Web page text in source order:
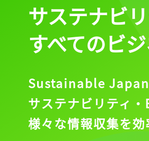
サステナビ
すべてのビ
Sustainable Japan
サステナビリティ・
様々な情報収集を